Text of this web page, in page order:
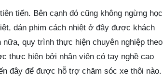
tiến. Bên cạnh đó cũng không ngừng học
dán phim cách nhiệt ở đây được khách
quy trình thực hiện chuyên nghiệp theo
thực hiện bởi nhân viên có tay nghề cao
đây để được hỗ trợ chăm sóc xe thôi nào.